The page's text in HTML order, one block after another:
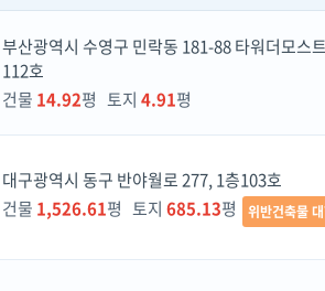
부산광역시 수영구 민락동 181-88 타워더모스
112호
건물 14.92평 토지 4.91평
대구광역시 동구 반야월로 277, 1층103호
건물 1,526.61평 토지 685.13평 위반건축물